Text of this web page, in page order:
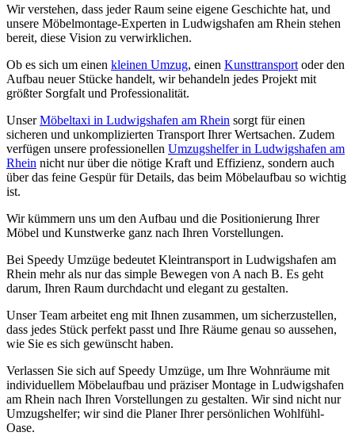
Wir verstehen, dass jeder Raum seine eigene Geschichte hat, und
unsere Möbelmontage-Experten in Ludwigshafen am Rhein stehen
bereit, diese Vision zu verwirklichen.
Ob es sich um einen kleinen Umzug, einen Kunsttransport oder den
Aufbau neuer Stücke handelt, wir behandeln jedes Projekt mit
größter Sorgfalt und Professionalität.
UnserMöbeltaxi in Ludwigshafen am Rhein sorgt für einen
sicheren und unkomplizierten Transport Ihrer Wertsachen. Zudem
verfügen unsere professionellen Umzugshelfer in Ludwigshafen am
Rhein nicht nur über die nötige Kraft und Effizienz, sondern auch
über das feine Gespür für Details, das beim Möbelaufbau so wichtig
ist.
Wir kümmern uns um den Aufbau und die Positionierung Ihrer
Möbel und Kunstwerke ganz nach Ihren Vorstellungen.
Bei Speedy Umzüge bedeutet Kleintransport in Ludwigshafen am
Rhein mehr als nur das simple Bewegen von A nach B. Es geht
darum, Ihren Raum durchdacht und elegant zu gestalten.
Unser Team arbeitet eng mit Ihnen zusammen, um sicherzustellen,
dass jedes Stück perfekt passt und Ihre Räume genau so aussehen,
wie Sie es sich gewünscht haben.
Verlassen Sie sich auf Speedy Umzüge, um Ihre Wohnräume mit
individuellem Möbelaufbau und präziser Montage in Ludwigshafen
am Rhein nach Ihren Vorstellungen zu gestalten. Wir sind nicht nur
Umzugshelfer; wir sind die Planer Ihrer persönlichen Wohlfühl-
Oase.